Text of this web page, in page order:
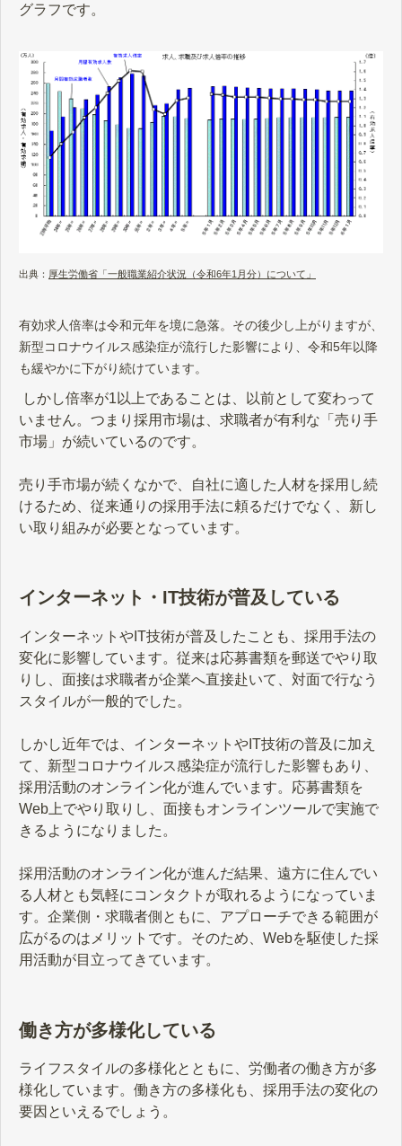
グラフです。
出典： 厚生労働省「一般職業紹介状況（令和6年1月分）について」
有効求人倍率は令和元年を境に急落。その後少し上がりますが、
新型コロナウイルス感染症が流行した影響により、令和5年以降
も緩やかに下がり続けています。
しかし倍率が1以上であることは、以前として変わって
いません。つまり採用市場は、求職者が有利な「売り手
市場」が続いているのです。
売り手市場が続くなかで、自社に適した人材を採用し続
けるため、従来通りの採用手法に頼るだけでなく、新し
い取り組みが必要となっています。
インターネット・IT技術が普及している
インターネットやIT技術が普及したことも、採用手法の
変化に影響しています。従来は応募書類を郵送でやり取
りし、面接は求職者が企業へ直接赴いて、対面で行なう
スタイルが一般的でした。
しかし近年では、インターネットやIT技術の普及に加え
て、新型コロナウイルス感染症が流行した影響もあり、
採用活動のオンライン化が進んでいます。応募書類を
Web上でやり取りし、面接もオンラインツールで実施で
きるようになりました。
採用活動のオンライン化が進んだ結果、遠方に住んでい
る人材とも気軽にコンタクトが取れるようになっていま
す。企業側・求職者側ともに、アプローチできる範囲が
広がるのはメリットです。そのため、Webを駆使した採
用活動が目立ってきています。
働き方が多様化している
ライフスタイルの多様化とともに、労働者の働き方が多
様化しています。働き方の多様化も、採用手法の変化の
要因といえるでしょう。